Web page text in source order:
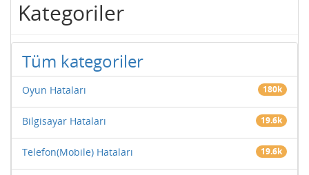
Kategoriler
Tüm kategoriler
Oyun Hataları 180k
Bilgisayar Hataları 19.6k
Telefon(Mobile) Hataları 19.6k